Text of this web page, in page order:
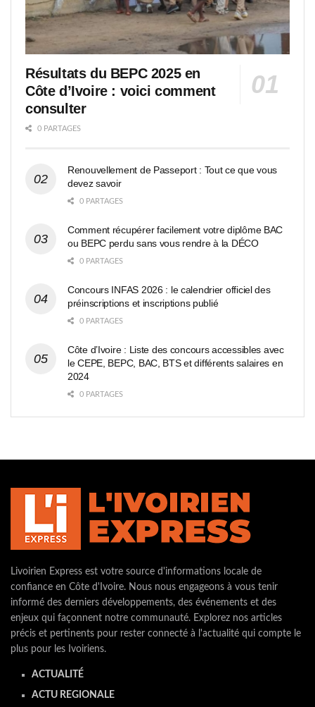
Résultats du BEPC 2025 en
Côte d’Ivoire : voici comment
consulter
0 PARTAGES
Renouvellement de Passeport : Tout ce que vous
devez savoir
0 PARTAGES
Comment récupérer facilement votre diplôme BAC
ou BEPC perdu sans vous rendre à la DÉCO
0 PARTAGES
Concours INFAS 2026 : le calendrier officiel des
préinscriptions et inscriptions publié
0 PARTAGES
Côte d’Ivoire : Liste des concours accessibles avec
le CEPE, BEPC, BAC, BTS et différents salaires en
2024
0 PARTAGES
Livoirien Express est votre source d'informations locale de
confiance en Côte d'Ivoire. Nous nous engageons à vous tenir
informé des derniers développements, des événements et des
enjeux qui façonnent notre communauté. Explorez nos articles
précis et pertinents pour rester connecté à l'actualité qui compte le
plus pour les Ivoiriens.
ACTUALITÉ
ACTU REGIONALE